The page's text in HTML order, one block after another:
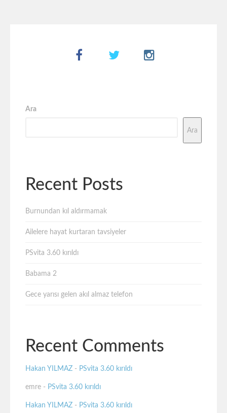
Ara
Ara
Recent Posts
Burnundan kıl aldırmamak
Ailelere hayat kurtaran tavsiyeler
PSvita 3.60 kırıldı
Babama 2
Gece yarısı gelen akıl almaz telefon
Recent Comments
Hakan YILMAZ - PSvita 3.60 kırıldı
emre - PSvita 3.60 kırıldı
Hakan YILMAZ - PSvita 3.60 kırıldı